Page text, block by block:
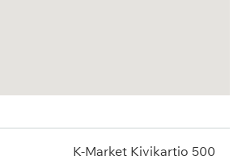
K-Market Kivikartio 500